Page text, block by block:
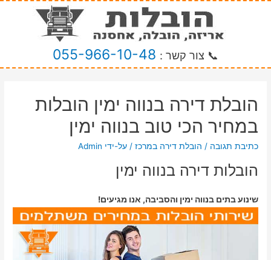
📞 צור קשר : 055-966-10-48
הובלת דירה בנווה ימין הובלות
במחיר הכי טוב בנווה ימין
כתיבת תגובה / הובלת דירה במרכז / על-ידי Admin
הובלות דירה בנווה ימין
שינוע בתים בנווה ימין והסביבה, אנו מגיעים!